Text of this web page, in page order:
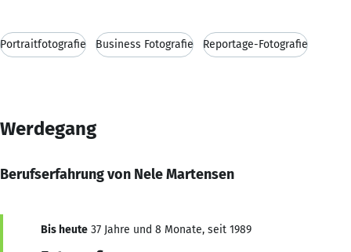
Portraitfotografie Business Fotografie Reportage-Fotografie
Werdegang
Berufserfahrung von Nele Martensen
Bis heute 37 Jahre und 8 Monate, seit 1989